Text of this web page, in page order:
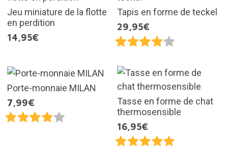
Jeu miniature de la flotte
en perdition
14,95€
Tapis en forme de teckel
29,95€
Porte-monnaie MILAN
7,99€
Tasse en forme de chat
thermosensible
16,95€